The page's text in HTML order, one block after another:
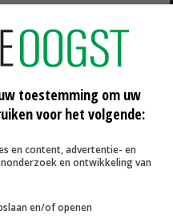
controleert spuitvrije
toestemming om uw
voor het volgende:
en content, advertentie- en
en ontwikkeling van
en/of openen